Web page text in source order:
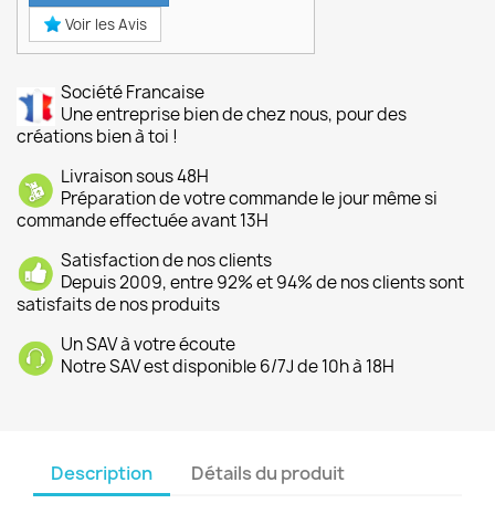
Voir les Avis
Société Francaise
Une entreprise bien de chez nous, pour des
créations bien à toi !
Livraison sous 48H
Préparation de votre commande le jour même si
commande effectuée avant 13H
Satisfaction de nos clients
Depuis 2009, entre 92% et 94% de nos clients sont
satisfaits de nos produits
Un SAV à votre écoute
Notre SAV est disponible 6/7J de 10h à 18H
Description Détails du produit